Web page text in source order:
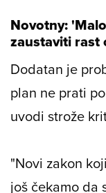
Novotny:
zaustaviti rast
Dodatan je
plan ne prati
uvodi strože
"Novi zakon
još čekamo da